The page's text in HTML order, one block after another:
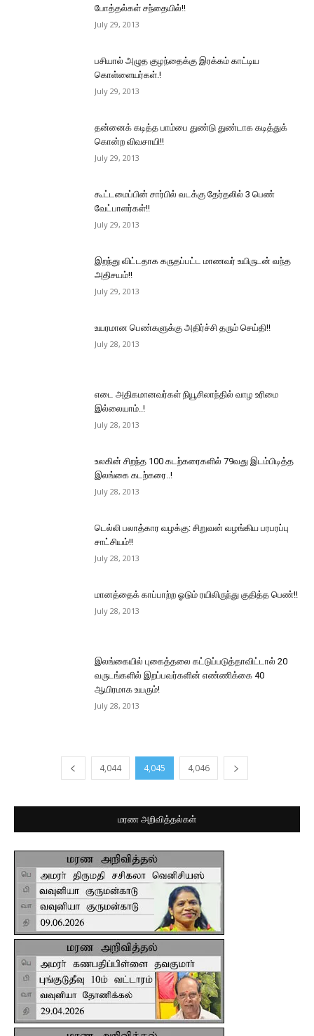
போத்தல்கள் சந்தையில்!!
July 29, 2013
பசியால் அழுத குழந்தைக்கு இரக்கம் காட்டிய
கொள்ளையர்கள்.!
July 29, 2013
தன்னைக் கடித்த பாம்பை துண்டு துண்டாக கடித்துக்
கொன்ற விவசாயி!!
July 29, 2013
கூட்டமைப்பின் சார்பில் வடக்கு தேர்தலில் 3 பெண்
வேட்பாளர்கள்!!
July 29, 2013
இறந்து விட்டதாக கருதப்பட்ட மாணவர் உயிருடன் வந்த
அதிசயம்!!
July 29, 2013
உயரமான பெண்களுக்கு அதிர்ச்சி தரும் செய்தி!!
July 28, 2013
எடை அதிகமானவர்கள் நியூசிலாந்தில் வாழ உரிமை
இல்லையாம்..!
July 28, 2013
உலகின் சிறந்த 100 கடற்கரைகளில் 79வது இடம்பிடித்த
இலங்கை கடற்கரை..!
July 28, 2013
டெல்லி பலாத்கார வழக்கு: சிறுவன் வழங்கிய பரபரப்பு
சாட்சியம்!!
July 28, 2013
மானத்தைக் காப்பாற்ற ஓடும் ரயிலிருந்து குதித்த பெண்!!
July 28, 2013
இலங்கையில் புகைத்தலை கட்டுப்படுத்தாவிட்டால் 20
வருடங்களில் இறப்பவர்களின் எண்ணிக்கை 40
ஆயிரமாக உயரும்!
July 28, 2013
4,044 4,045 4,046
மரண அறிவித்தல்கள்